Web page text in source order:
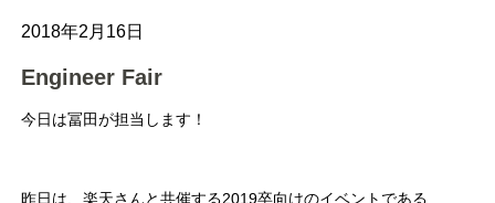
2018年2月16日
Engineer Fair
今日は冨田が担当します！
昨日は、楽天さんと共催する2019卒向けのイベントである